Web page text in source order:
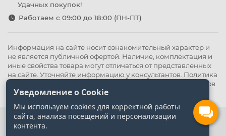
Удачных покупок!
Работаем с 09:00 до 18:00 (ПН-ПТ)
Информация на сайте носит ознакомительный характер и
не является публичной офертой. Наличие, комплектация и
иные свойства товара могут отличаться от представленных
на сайте. Уточняйте информацию у консультантов. Политика
Политика обработки файлов
cookie
Уведомление о Cookie
Мы используем cookies для корректной работы
сайта, анализа посещений и персонализации
контента.